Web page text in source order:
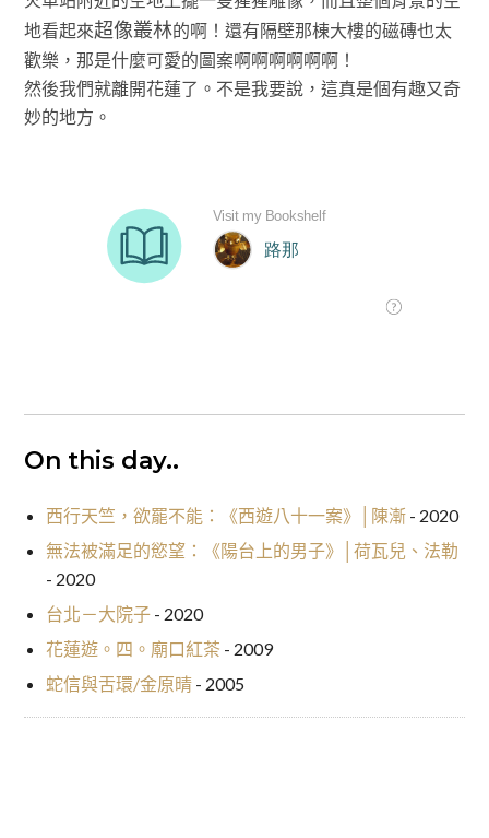
地看起來超像叢林的啊！還有隔壁那棟大樓的磁磚也太
歡樂，那是什麼可愛的圖案啊啊啊啊啊啊！
然後我們就離開花蓮了。不是我要說，這真是個有趣又奇
妙的地方。
On this day..
西行天竺，欲罷不能：《西遊八十一案》│陳漸- 2020
無法被滿足的慾望：《陽台上的男子》│荷瓦兒、法勒
- 2020
台北－大院子- 2020
花蓮遊。四。廟口紅茶 - 2009
蛇信與舌環/金原晴- 2005